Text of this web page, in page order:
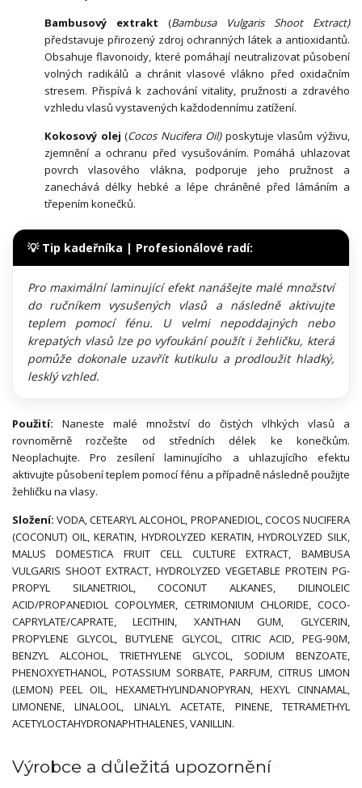
Bambusový extrakt (Bambusa Vulgaris Shoot Extract)
představuje přirozený zdroj ochranných látek a antioxidantů.
Obsahuje flavonoidy, které pomáhají neutralizovat působení
volných radikálů a chránit vlasové vlákno před oxidačním
stresem. Přispívá k zachování vitality, pružnosti a zdravého
vzhledu vlasů vystavených každodennímu zatížení.
Kokosový olej(Cocos Nucifera Oil)poskytuje vlasům výživu,
zjemnění a ochranu před vysušováním. Pomáhá uhlazovat
povrch vlasového vlákna, podporuje jeho pružnost a
zanechává délky hebké a lépe chráněné před lámáním a
třepením konečků.
💡 Tip kadeřníka | Profesionálové radí:
Pro maximální laminující efekt nanášejte malé množství
do ručníkem vysušených vlasů a následně aktivujte
teplem pomocí fénu. U velmi nepoddajných nebo
krepatých vlasů lze po vyfoukání použít i žehličku, která
pomůže dokonale uzavřít kutikulu a prodloužit hladký,
lesklý vzhled.
Použití: Naneste malé množství do čistých vlhkých vlasů a
rovnoměrně rozčešte od středních délek ke konečkům.
Neoplachujte. Pro zesílení laminujícího a uhlazujícího efektu
aktivujte působení teplem pomocí fénu a případně následně použijte
žehličku na vlasy.
Složení:VODA, CETEARYL ALCOHOL, PROPANEDIOL, COCOS NUCIFERA
(COCONUT) OIL, KERATIN, HYDROLYZED KERATIN, HYDROLYZED SILK,
MALUS DOMESTICA FRUIT CELL CULTURE EXTRACT, BAMBUSA
VULGARIS SHOOT EXTRACT, HYDROLYZED VEGETABLE PROTEIN PG-
PROPYL SILANETRIOL, COCONUT ALKANES, DILINOLEIC
ACID/PROPANEDIOL COPOLYMER, CETRIMONIUM CHLORIDE, COCO-
CAPRYLATE/CAPRATE, LECITHIN, XANTHAN GUM, GLYCERIN,
PROPYLENE GLYCOL, BUTYLENE GLYCOL, CITRIC ACID, PEG-90M,
BENZYL ALCOHOL, TRIETHYLENE GLYCOL, SODIUM BENZOATE,
PHENOXYETHANOL, POTASSIUM SORBATE, PARFUM, CITRUS LIMON
(LEMON) PEEL OIL, HEXAMETHYLINDANOPYRAN, HEXYL CINNAMAL,
LIMONENE, LINALOOL, LINALYL ACETATE, PINENE, TETRAMETHYL
ACETYLOCTAHYDRONAPHTHALENES, VANILLIN.
Výrobce a důležitá upozornění